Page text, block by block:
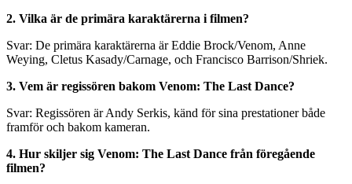
2. Vilka är de primära karaktärerna i filmen?
Svar: De primära karaktärerna är Eddie Brock/Venom, Anne
Weying, Cletus Kasady/Carnage, och Francisco Barrison/Shriek.
3. Vem är regissören bakom Venom: The Last Dance?
Svar: Regissören är Andy Serkis, känd för sina prestationer både
framför och bakom kameran.
4. Hur skiljer sig Venom: The Last Dance från föregående
filmen?